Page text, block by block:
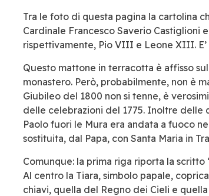
Tra le foto di questa pagina la cartolina
Cardinale Francesco Saverio Castiglioni
rispettivamente, Pio VIII e Leone XIII.
Questo mattone in terracotta è affisso
monastero. Però, probabilmente, non è
Giubileo del 1800 non si tenne, è
delle celebrazioni del 1775. Inoltre delle
Paolo fuori le Mura era andata a fuoco
sostituita, dal Papa, con Santa Maria in
Comunque: la prima riga riporta la
Al centro la Tiara, simbolo papale,
chiavi, quella del Regno dei Cieli e